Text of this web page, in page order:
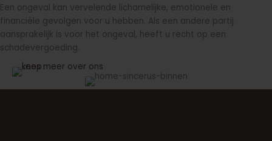
Een ongeval kan vervelende lichamelijke, emotionele en
financiële gevolgen voor u hebben. Als een andere partij
aansprakelijk is voor het ongeval, heeft u recht op een
schadevergoeding.